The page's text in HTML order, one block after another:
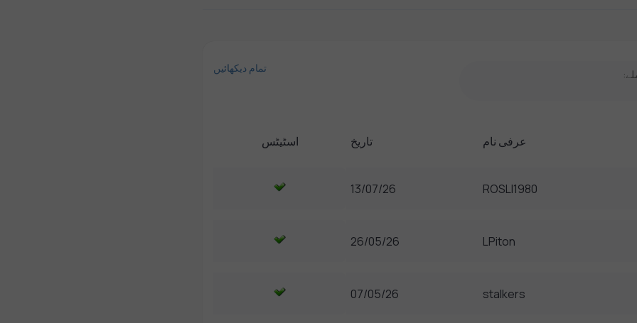
تمام دیکھائیں
عرفی نام تاریخ اسٹیٹس
ROSLI1980
13/07/26
LPiton
26/05/26
stalkers
07/05/26